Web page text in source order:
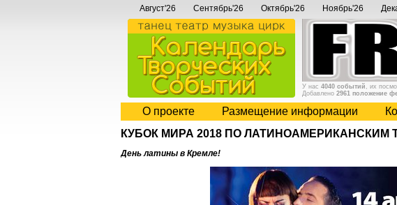
Август'26 Сентябрь'26 Октябрь'26 Ноябрь'26
У нас 4040 событий , их
Добавлено 2961 положение
О проекте Размещение информации
КУБОК МИРА 2018 ПО ЛАТИНОАМЕРИКАНСКИМ
День латины в Кремле!